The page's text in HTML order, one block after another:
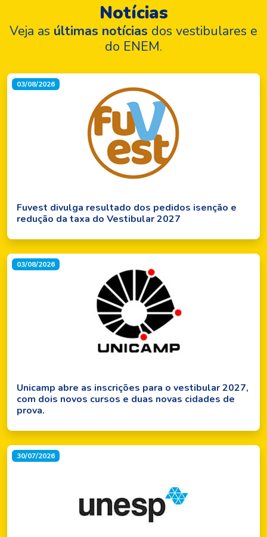
Notícias
Veja as últimas notícias dos vestibulares e
do ENEM.
03/08/2026
Fuvest divulga resultado dos pedidos isenção e
redução da taxa do Vestibular 2027
03/08/2026
Unicamp abre as inscrições para o vestibular 2027,
com dois novos cursos e duas novas cidades de
prova.
30/07/2026